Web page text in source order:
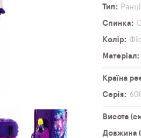
Тип
Ранці
Спинка
Колір
Матеріал
Країна
Серія
Висота
Довжина